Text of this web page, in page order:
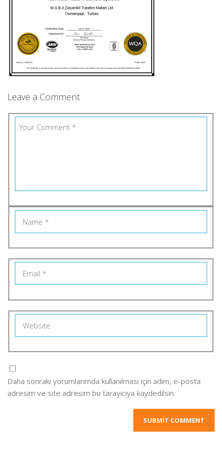
Leave a Comment
Daha sonraki yorumlarımda kullanılması için adım, e-posta
adresim ve site adresim bu tarayıcıya kaydedilsin.